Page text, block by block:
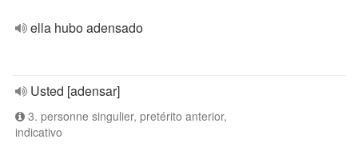
ella hubo adensado
Usted [adensar]
3. personne singulier, pretérito anterior,
indicativo